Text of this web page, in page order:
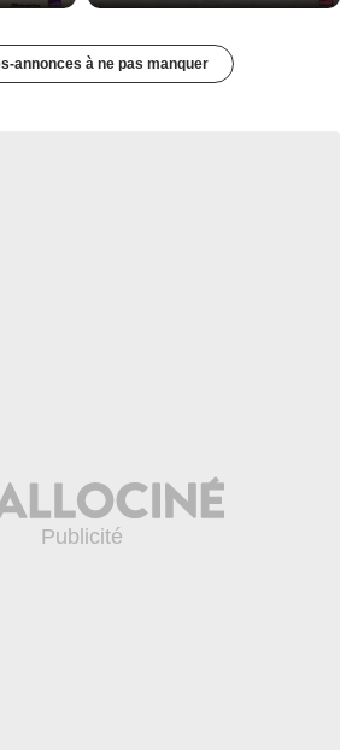
annonces à ne pas manquer